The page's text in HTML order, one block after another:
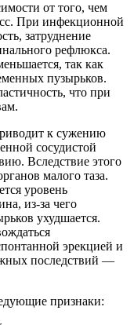
от того, чем
При инфекционной
затруднение
рефлюкса.
так как
пузырьков.
что при
к сужению
сосудистой
Вследствие этого
малого таза.
уровень
из-за чего
ухудшается.
эрекцией и
последствий —
признаки: